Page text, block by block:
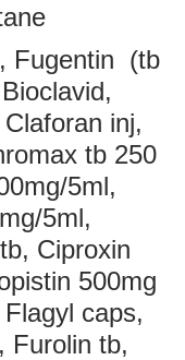
Fugentin (tb
inj,
tb 250
5ml,
5ml,
Ciproxin
500mg
caps,
Furolin tb,